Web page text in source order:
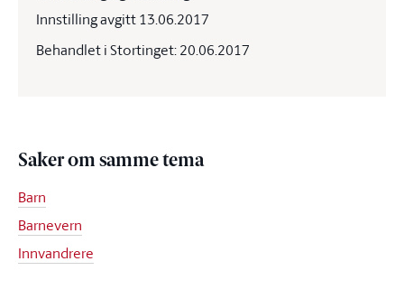
Innstilling avgitt 13.06.2017
Behandlet i Stortinget: 20.06.2017
Saker om samme tema
Barn
Barnevern
Innvandrere